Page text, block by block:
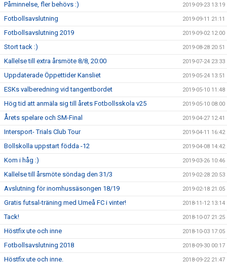
Påminnelse, fler behövs :) 2019-09-23 13:19
Fotbollsavslutning 2019-09-11 21:11
Fotbollsavslutning 2019 2019-09-02 12:00
Stort tack :) 2019-08-28 20:51
Kallelse till extra årsmöte 8/8, 20:00 2019-07-24 23:33
Uppdaterade Öppettider Kansliet 2019-05-24 13:51
ESKs valberedning vid tangentbordet 2019-05-10 11:48
Hög tid att anmäla sig till årets Fotbollsskola v25 2019-05-10 08:00
Årets spelare och SM-Final 2019-04-27 12:41
Intersport- Trials Club Tour 2019-04-11 16:42
Bollskolla uppstart födda -12 2019-04-08 14:42
Kom i håg :) 2019-03-26 10:46
Kallelse till årsmöte söndag den 31/3 2019-02-28 20:53
Avslutning för inomhussäsongen 18/19 2019-02-18 21:05
Gratis futsal-träning med Umeå FC i vinter! 2018-11-12 13:14
Tack! 2018-10-07 21:25
Höstfix ute och inne 2018-10-03 17:05
Fotbollsavslutning 2018 2018-09-30 00:17
Höstfix ute och inne. 2018-09-22 21:47